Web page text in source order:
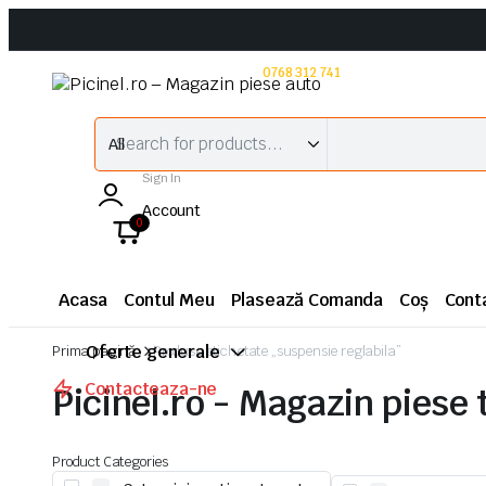
0768 312 741
Dark Theme
Sign In
Account
0
Acasa Contul Meu Plasează Comanda Coș
Oferte generale
Contacteaza-ne
Prima pagină Produse etichetate „suspensie reglabila”
Picinel.ro - Magazin piese
Product Categories